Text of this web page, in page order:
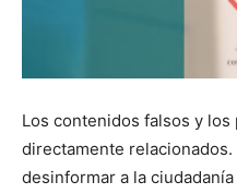
Los contenidos falsos y
directamente
desinformar a la